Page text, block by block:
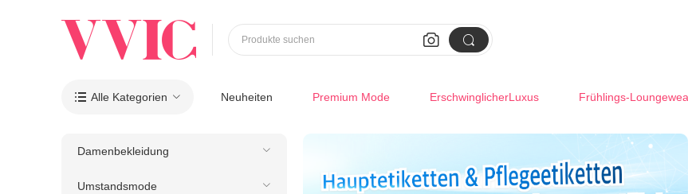
 
Produkte suchen
 Alle Kategorien Neuheiten Premium Mode ErschwinglicherLuxus Frühlings-
Damenbekleidung
Umstandsmode